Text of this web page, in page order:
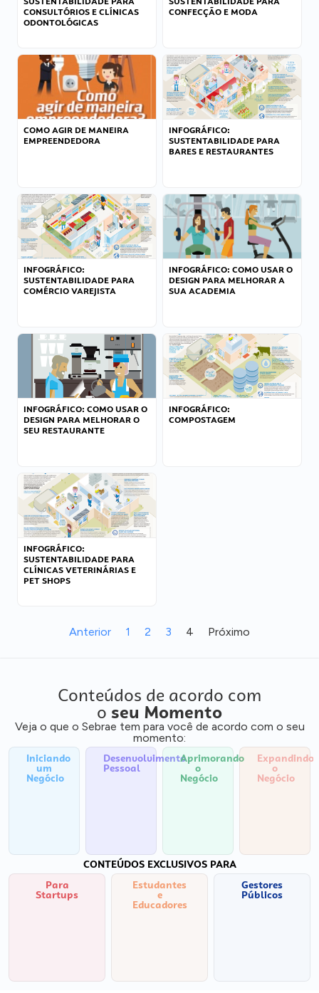
CONSULTÓRIOS E CLÍNICAS
ODONTOLÓGICAS
CONFECÇÃO E MODA
COMO AGIR DE MANEIRA
EMPREENDEDORA
INFOGRÁFICO:
SUSTENTABILIDADE PARA
BARES E RESTAURANTES
INFOGRÁFICO:
SUSTENTABILIDADE PARA
COMÉRCIO VAREJISTA
INFOGRÁFICO: COMO USAR O
DESIGN PARA MELHORAR A
SUA ACADEMIA
INFOGRÁFICO: COMO USAR O
DESIGN PARA MELHORAR O
SEU RESTAURANTE
INFOGRÁFICO:
COMPOSTAGEM
INFOGRÁFICO:
SUSTENTABILIDADE PARA
CLÍNICAS VETERINÁRIAS E
PET SHOPS
Anterior 1 2 3 4 Próximo
Conteúdos de acordo com
o seu Momento
Veja o que o Sebrae tem para você de acordo com o seu
momento:
Iniciando
um
Negócio
Desenvolvimento
Pessoal
Aprimorando
o
Negócio
Expandindo
o
Negócio
CONTEÚDOS EXCLUSIVOS PARA
Para
Startups
Estudantes
e
Educadores
Gestores
Públicos